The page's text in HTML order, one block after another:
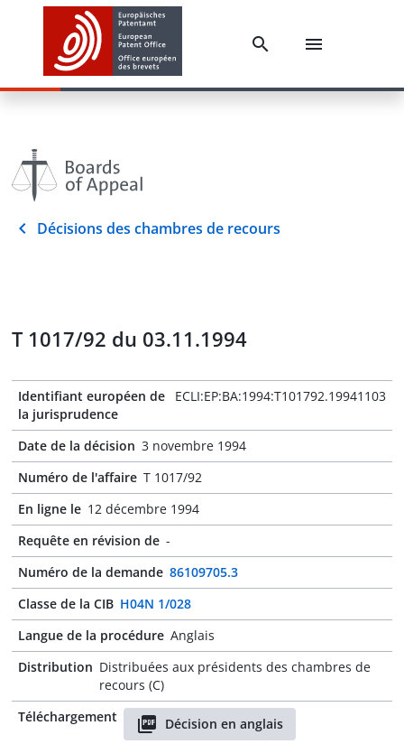
Décisions des chambres de recours
T 1017/92 du 03.11.1994
Identifiant européen de
la jurisprudence
ECLI:EP:BA:1994:T101792.19941103
Date de la décision 3 novembre 1994
Numéro de l'affaire T 1017/92
En ligne le 12 décembre 1994
Requête en révision de -
Numéro de la demande 86109705.3
Classe de la CIB H04N 1/028
Langue de la procédure Anglais
Distribution Distribuées aux présidents des chambres de
recours (C)
Téléchargement
Décision en anglais